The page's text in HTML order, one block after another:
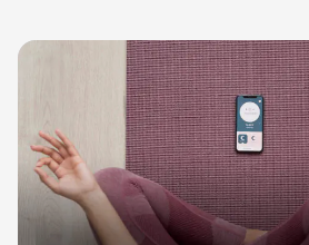
hora de decidir […]